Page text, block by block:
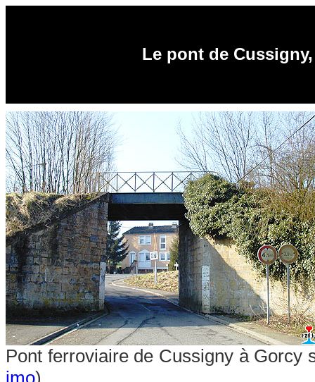
Le pont de
Pont ferroviaire de Cussigny à Gorcy
jmo)